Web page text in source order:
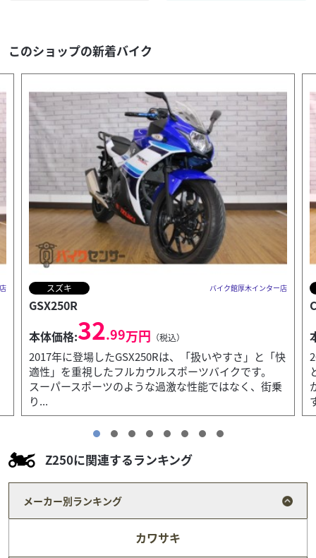
このショップの新着バイク
ホンダ バイク館厚木インター店
CBR400R
本体価格:59.99万円 （税込）
2019年式CBR400Rは、扱いやすい直列2気筒エンジン
と快適なライディングポジションを備え、通勤・通学
からロングツーリングまで幅広く活躍する一台で
す。...
Z250に関連するランキング
メーカー別ランキング
カワサキ